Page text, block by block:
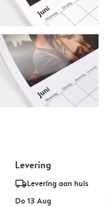
Levering
delivery_standard_v2Levering aan huis
Do 13 Aug